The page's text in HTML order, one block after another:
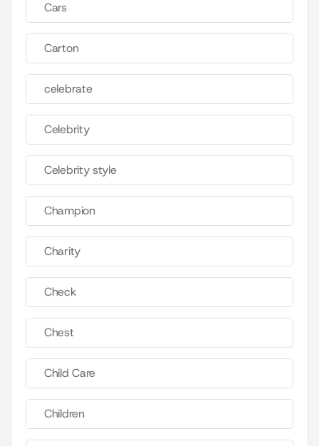
Cars
Carton
celebrate
Celebrity
Celebrity style
Champion
Charity
Check
Chest
Child Care
Children